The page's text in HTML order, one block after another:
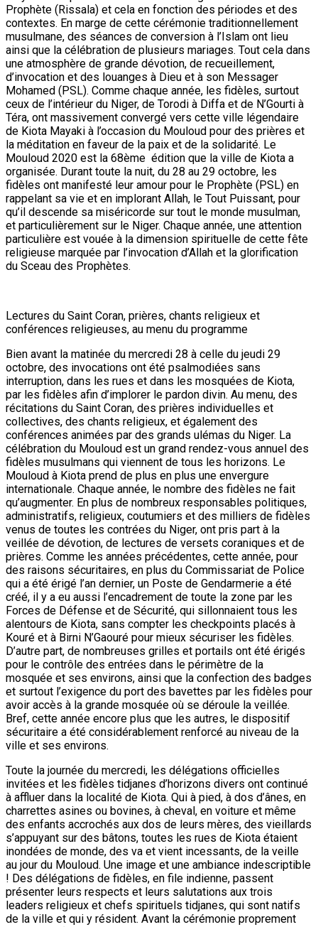
Prophète (Rissala) et cela en fonction des périodes et des
contextes. En marge de cette cérémonie traditionnellement
musulmane, des séances de conversion à l’Islam ont lieu
ainsi que la célébration de plusieurs mariages. Tout cela dans
une atmosphère de grande dévotion, de recueillement,
d’invocation et des louanges à Dieu et à son Messager
Mohamed (PSL). Comme chaque année, les fidèles, surtout
ceux de l’intérieur du Niger, de Torodi à Diffa et de N’Gourti à
Téra, ont massivement convergé vers cette ville légendaire
de Kiota Mayaki à l’occasion du Mouloud pour des prières et
la méditation en faveur de la paix et de la solidarité. Le
Mouloud 2020 est la 68ème édition que la ville de Kiota a
organisée. Durant toute la nuit, du 28 au 29 octobre, les
fidèles ont manifesté leur amour pour le Prophète (PSL) en
rappelant sa vie et en implorant Allah, le Tout Puissant, pour
qu’il descende sa miséricorde sur tout le monde musulman,
et particulièrement sur le Niger. Chaque année, une attention
particulière est vouée à la dimension spirituelle de cette fête
religieuse marquée par l’invocation d’Allah et la glorification
du Sceau des Prophètes.
Lectures du Saint Coran, prières, chants religieux et
conférences religieuses, au menu du programme
Bien avant la matinée du mercredi 28 à celle du jeudi 29
octobre, des invocations ont été psalmodiées sans
interruption, dans les rues et dans les mosquées de Kiota,
par les fidèles afin d’implorer le pardon divin. Au menu, des
récitations du Saint Coran, des prières individuelles et
collectives, des chants religieux, et également des
conférences animées par des grands ulémas du Niger. La
célébration du Mouloud est un grand rendez-vous annuel des
fidèles musulmans qui viennent de tous les horizons. Le
Mouloud à Kiota prend de plus en plus une envergure
internationale. Chaque année, le nombre des fidèles ne fait
qu’augmenter. En plus de nombreux responsables politiques,
administratifs, religieux, coutumiers et des milliers de fidèles
venus de toutes les contrées du Niger, ont pris part à la
veillée de dévotion, de lectures de versets coraniques et de
prières. Comme les années précédentes, cette année, pour
des raisons sécuritaires, en plus du Commissariat de Police
qui a été érigé l’an dernier, un Poste de Gendarmerie a été
créé, il y a eu aussi l’encadrement de toute la zone par les
Forces de Défense et de Sécurité, qui sillonnaient tous les
alentours de Kiota, sans compter les checkpoints placés à
Kouré et à Birni N’Gaouré pour mieux sécuriser les fidèles.
D’autre part, de nombreuses grilles et portails ont été érigés
pour le contrôle des entrées dans le périmètre de la
mosquée et ses environs, ainsi que la confection des badges
et surtout l’exigence du port des bavettes par les fidèles pour
avoir accès à la grande mosquée où se déroule la veillée.
Bref, cette année encore plus que les autres, le dispositif
sécuritaire a été considérablement renforcé au niveau de la
ville et ses environs.
Toute la journée du mercredi, les délégations officielles
invitées et les fidèles tidjanes d’horizons divers ont continué
à affluer dans la localité de Kiota. Qui à pied, à dos d’ânes, en
charrettes asines ou bovines, à cheval, en voiture et même
des enfants accrochés aux dos de leurs mères, des vieillards
s’appuyant sur des bâtons, toutes les rues de Kiota étaient
inondées de monde, des va et vient incessants, de la veille
au jour du Mouloud. Une image et une ambiance indescriptible
! Des délégations de fidèles, en file indienne, passent
présenter leurs respects et leurs salutations aux trois
leaders religieux et chefs spirituels tidjanes, qui sont natifs
de la ville et qui y résident. Avant la cérémonie proprement